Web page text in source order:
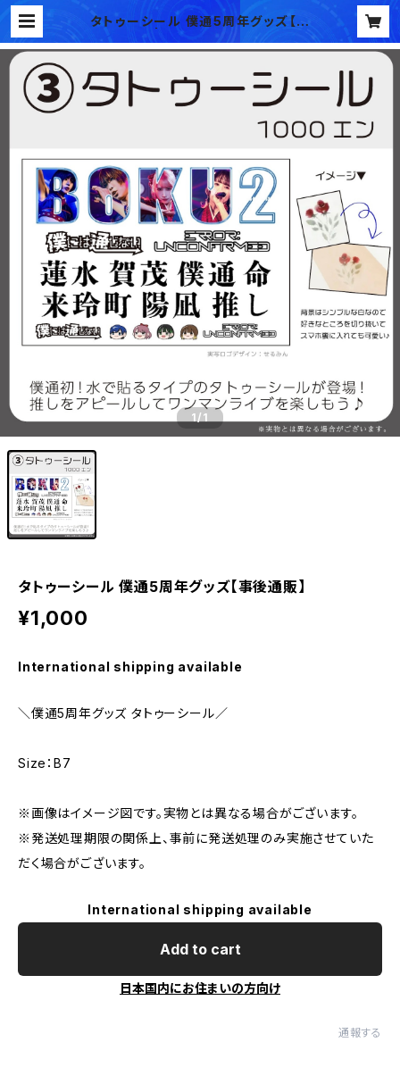
タトゥーシール 僕通5周年グッズ【事
後通販】 | BOKUTSU's SHOP
1 /1
タトゥーシール 僕通5周年グッズ【事後通販】
¥1,000
International shipping available
＼僕通5周年グッズ タトゥーシール／
Size：B7
※画像はイメージ図です。実物とは異なる場合がございます。
※発送処理期限の関係上、事前に発送処理のみ実施させていた
だく場合がございます。
International shipping available
Add to cart
日本国内にお住まいの方向け
通報する